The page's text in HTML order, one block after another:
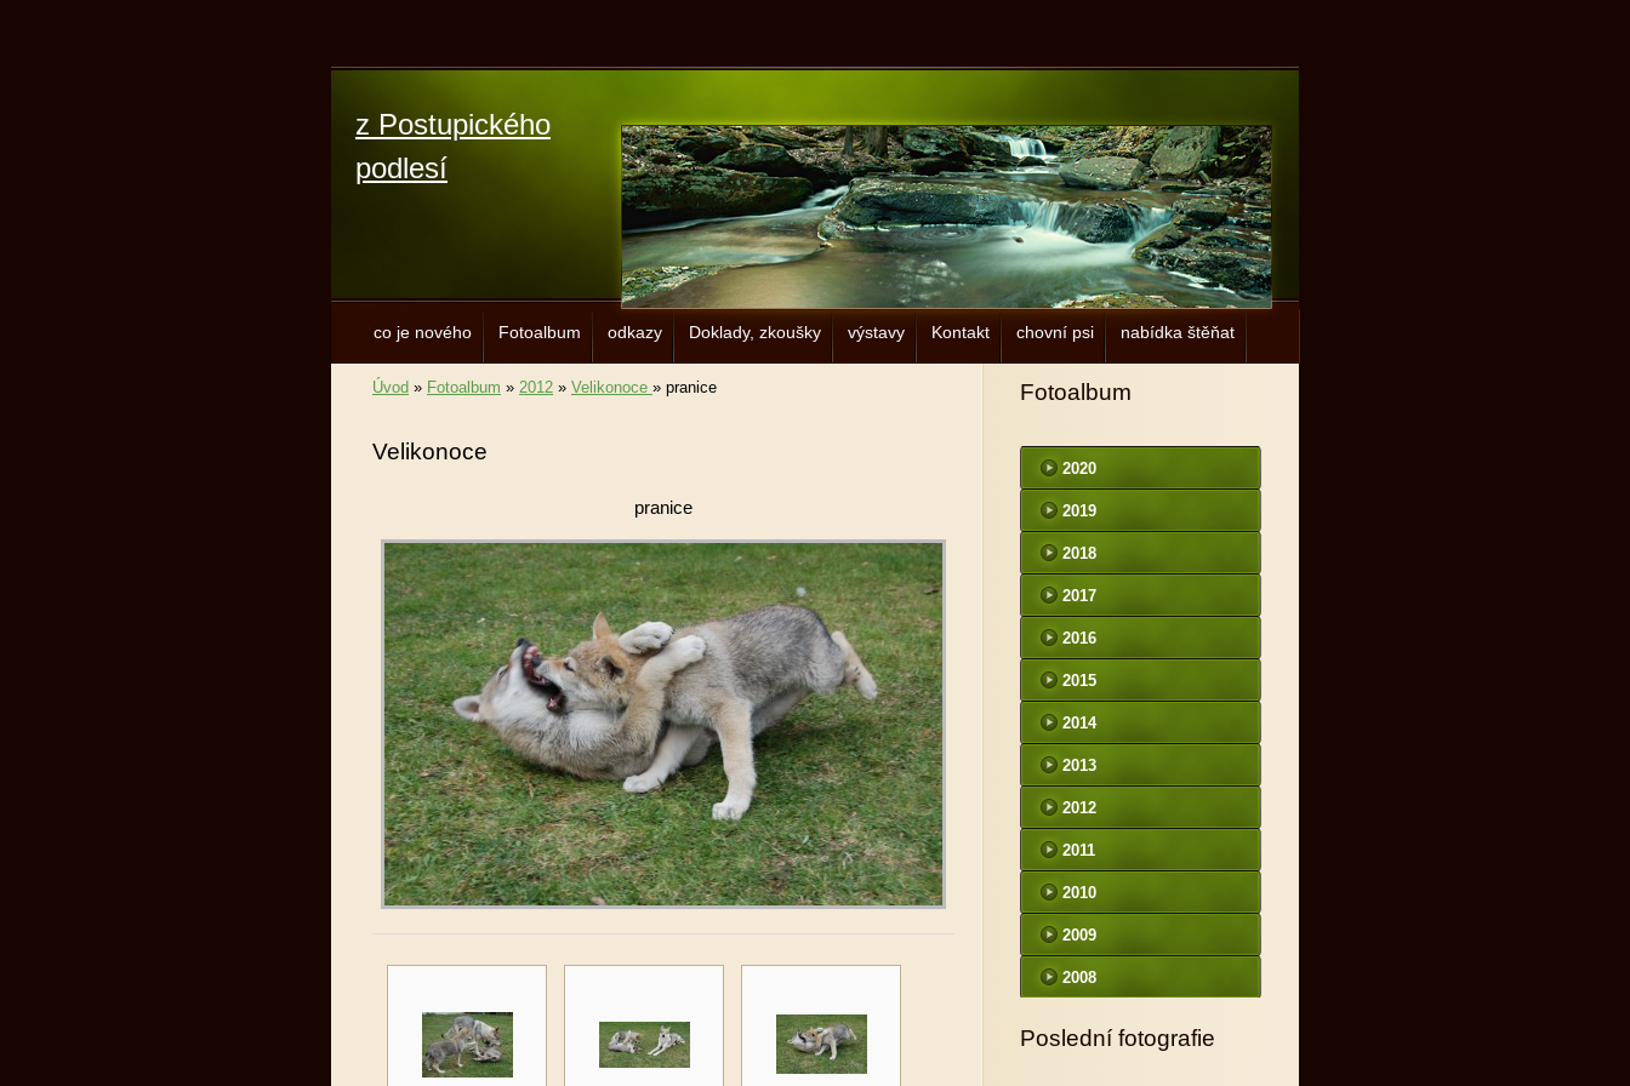
z Postupického
podlesí
co je nového Fotoalbum odkazy Doklady, zkoušky výstavy Kontakt chovní psi nabídka štěňat
Úvod » Fotoalbum » 2012 » Velikonoce » pranice
Velikonoce
pranice
Fotoalbum
2020
2019
2018
2017
2016
2015
2014
2013
2012
2011
2010
2009
2008
Poslední fotografie